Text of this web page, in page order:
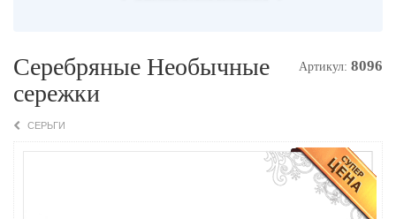
Серебряные Необычные
сережки
Артикул: 8096
СЕРЬГИ